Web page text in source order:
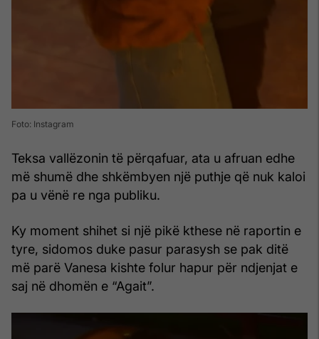
Foto: Instagram
Teksa vallëzonin të përqafuar, ata u afruan edhe
më shumë dhe shkëmbyen një puthje që nuk kaloi
pa u vënë re nga publiku.
Ky moment shihet si një pikë kthese në raportin e
tyre, sidomos duke pasur parasysh se pak ditë
më parë Vanesa kishte folur hapur për ndjenjat e
saj në dhomën e “Agait”.